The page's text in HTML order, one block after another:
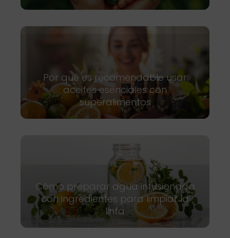
Por qué es recomendable usar
aceites esenciales con
superalimentos
Cómo preparar agua infusionada
con ingredientes para limpiar la
linfa